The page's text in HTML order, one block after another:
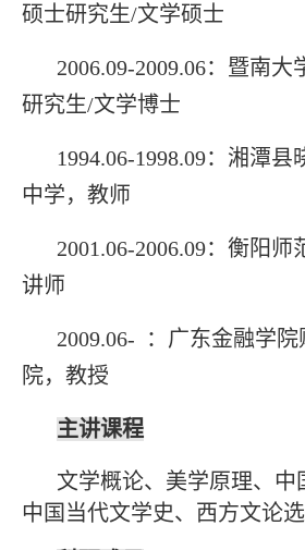
硕士研究生/文学硕士
2006.09-2009.06：暨南大
研究生/文学博士
1994.06-1998.09：湘潭县
中学，教师
2001.06-2006.09：衡阳师
讲师
2009.06-
：广东金融学
院，教授
主讲课程
文学概论、美学原理、中
中国当代文学史、西方文论